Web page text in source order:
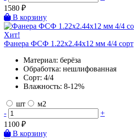
1580 ₽
В корзину
Хит!
Фанера ФСФ 1.22х2.44х12 мм 4/4 сорт
Материал: берёза
Обработка: нешлифованная
Сорт: 4/4
Влажность: 8-12%
шт
м2
-
+
1100 ₽
В корзину